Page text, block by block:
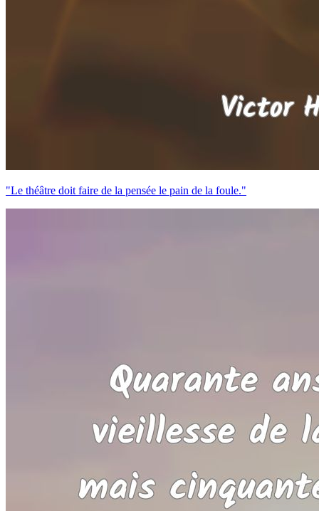
"Le théâtre doit faire de la pensée le pain de la foule."